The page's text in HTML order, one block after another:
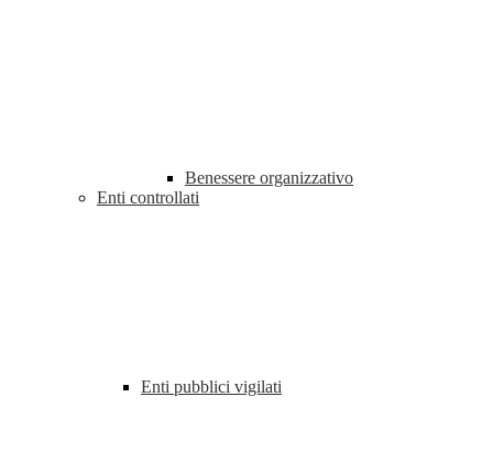
Benessere organizzativo
Enti controllati
Enti pubblici vigilati